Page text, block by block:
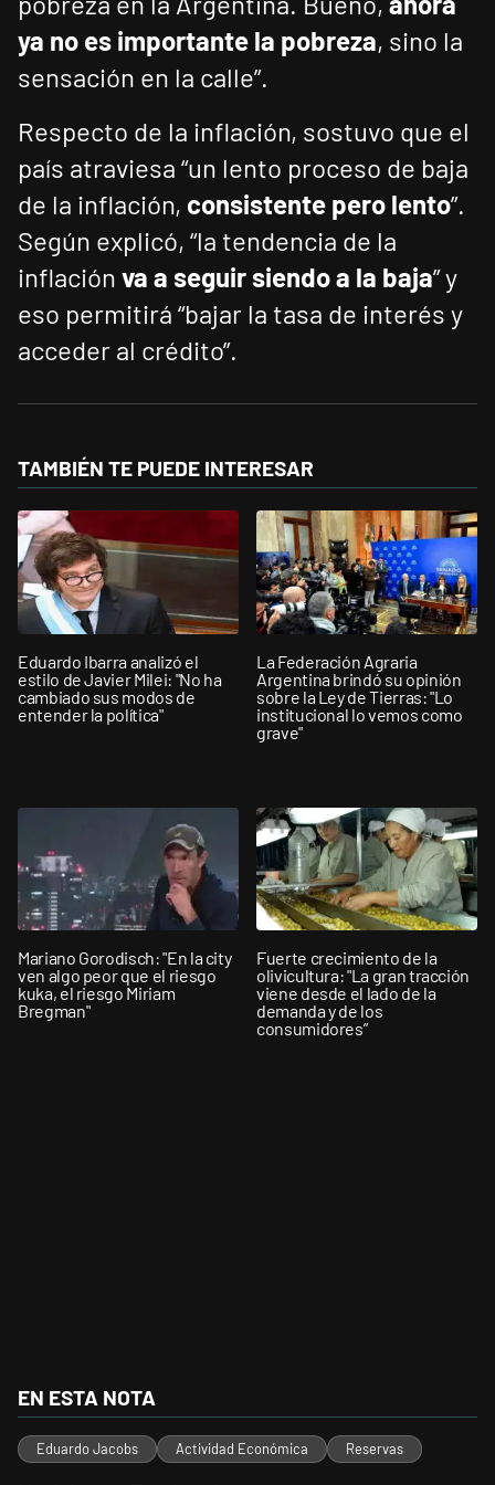
ya no es importante la pobreza, sino la
sensación en la calle”.
Respecto de la inflación, sostuvo que el
país atraviesa “un lento proceso de baja
de la inflación, consistente pero lento”.
Según explicó, “la tendencia de la
inflación va a seguir siendo a la baja” y
eso permitirá “bajar la tasa de interés y
acceder al crédito”.
TAMBIÉN TE PUEDE INTERESAR
Eduardo Ibarra analizó el
estilo de Javier Milei: "No ha
cambiado sus modos de
entender la política"
La Federación Agraria
Argentina brindó su opinión
sobre la Ley de Tierras: "Lo
institucional lo vemos como
grave"
Mariano Gorodisch: "En la city
ven algo peor que el riesgo
kuka, el riesgo Miriam
Bregman"
Fuerte crecimiento de la
olivicultura: "La gran tracción
viene desde el lado de la
demanda y de los
consumidores”
EN ESTA NOTA
Eduardo Jacobs Actividad Económica Reservas